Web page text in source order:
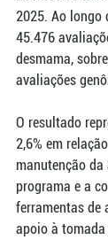
2025. Ao longo
45.476
desmama,
avaliações
O resultado
2,6% em
manutenção
programa e a
ferramentas de
apoio à